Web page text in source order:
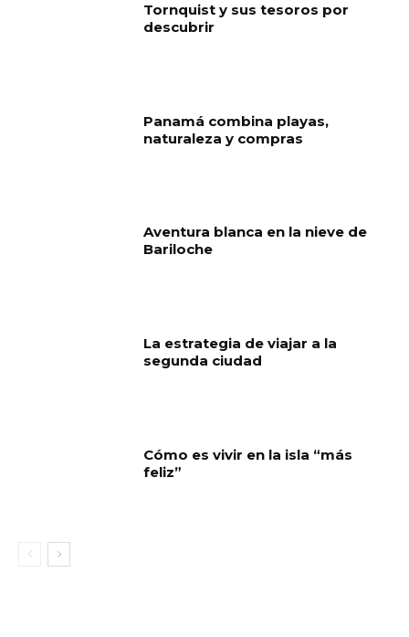
Tornquist y sus tesoros por
descubrir
Panamá combina playas,
naturaleza y compras
Aventura blanca en la nieve de
Bariloche
La estrategia de viajar a la
segunda ciudad
Cómo es vivir en la isla “más
feliz”